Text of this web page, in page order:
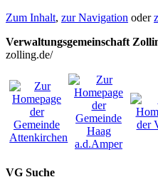
Zum Inhalt, zur Navigation oder
Verwaltungsgemeinschaft
zolling.de/
VG Suche